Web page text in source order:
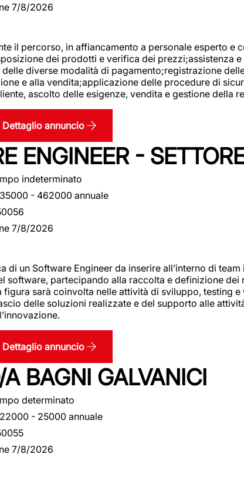
7/8/2026
il percorso, in affiancamento a personale esperto
dei prodotti e verifica dei prezzi;assistenza
delle diverse modalità di pagamento;registrazione
e alla vendita;applicazione delle procedure di
ascolto delle esigenze, vendita e gestione della
Dettaglio annuncio
ENGINEER -
indeterminato
35000 - 462000 annuale
7/8/2026
di un Software Engineer da inserire all’interno di
software, partecipando alla raccolta e definizione
figura sarà coinvolta nelle attività di sviluppo, testing
delle soluzioni realizzate e del supporto alle
Dettaglio annuncio
BAGNI GALVANICI
determinato
22000 - 25000 annuale
7/8/2026